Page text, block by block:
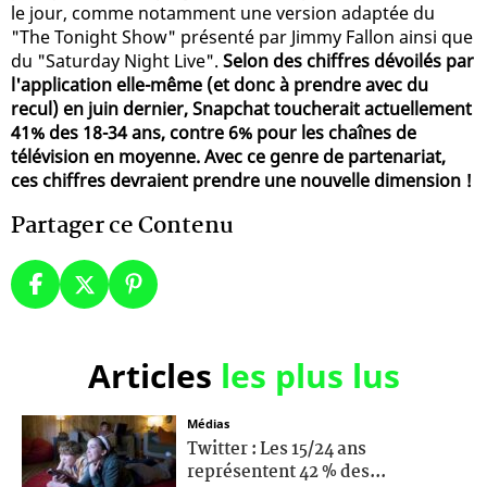
le jour, comme notamment une version adaptée du
"The Tonight Show" présenté par Jimmy Fallon ainsi que
du "Saturday Night Live". Selon des chiffres dévoilés par
l'application elle-même (et donc à prendre avec du
recul) en juin dernier, Snapchat toucherait actuellement
41% des 18-34 ans, contre 6% pour les chaînes de
télévision en moyenne. Avec ce genre de partenariat,
ces chiffres devraient prendre une nouvelle dimension !
Partager ce Contenu
Articles les plus lus
Médias
Twitter : Les 15/24 ans
représentent 42 % des...